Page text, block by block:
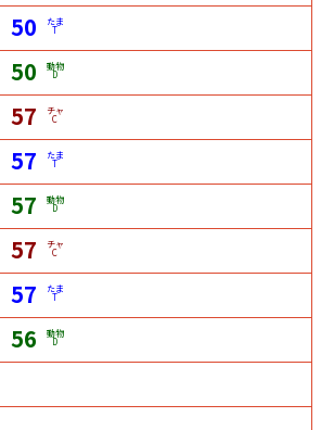
50 たま
T
50 動物
D
57 チャ
C
57 たま
T
57 動物
D
57 チャ
C
57 たま
T
56 動物
D